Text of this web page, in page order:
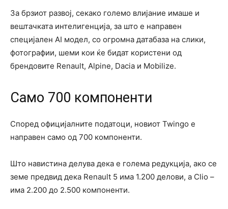
За брзиот развој, секако големо влијание имаше и
вештачката интелигенција, за што е направен
специјален AI модел, со огромна датабаза на слики,
фотографии, шеми кои ќе бидат користени од
брендовите Renault, Alpine, Dacia и Mobilize.
Само 700 компоненти
Според официјалните податоци, новиот Twingo е
направен само од 700 компоненти.
Што навистина делува дека е голема редукција, ако се
земе предвид дека Renault 5 има 1.200 делови, а Clio –
има 2.200 до 2.500 компоненти.